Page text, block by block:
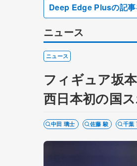
Deep Edge Plusの記
ニュース
ニュース
フィギュア坂
西日本初の国
中田 璃士 佐藤 駿 千葉